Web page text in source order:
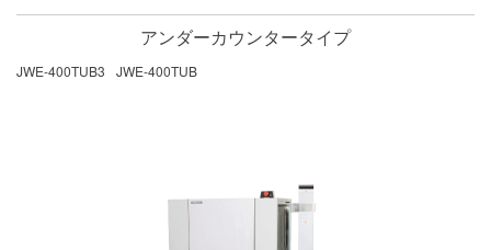
アンダーカウンタータイプ
JWE-400TUB3 JWE-400TUB